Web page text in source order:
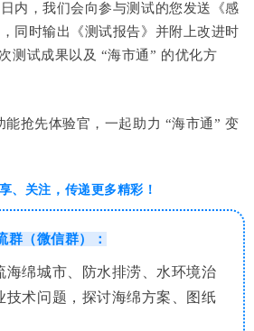
内，我们会向参与测试的您发送《感
同时输出《测试报告》并附上改进时
测试成果以及 “海市通” 的优化方
能抢先体验官，一起助力 “海市通” 变
、关注，传递更多精彩！
群（微信群）：
海绵城市、防水排涝、水环境治
技术问题，探讨海绵方案、图纸